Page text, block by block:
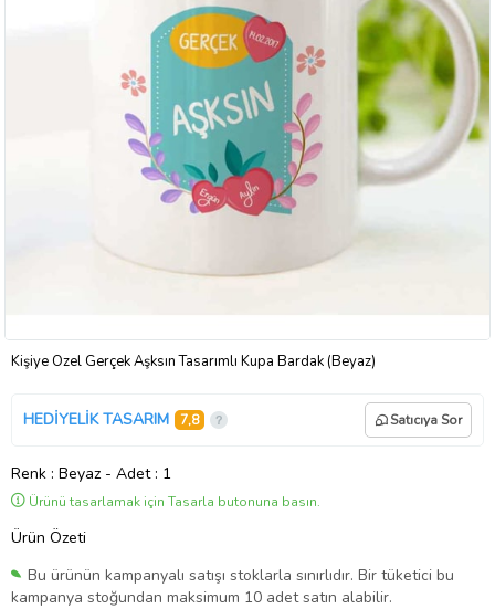
Kişiye Özel Gerçek Aşksın Tasarımlı Kupa Bardak (Beyaz)
HEDİYELİK TASARIM 7,8 Satıcıya Sor
Renk : Beyaz - Adet : 1
Ürünü tasarlamak için Tasarla butonuna basın.
Ürün Özeti
Bu ürünün kampanyalı satışı stoklarla sınırlıdır. Bir tüketici bu
kampanya stoğundan maksimum 10 adet satın alabilir.